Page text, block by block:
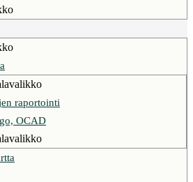
raportointi
OCAD